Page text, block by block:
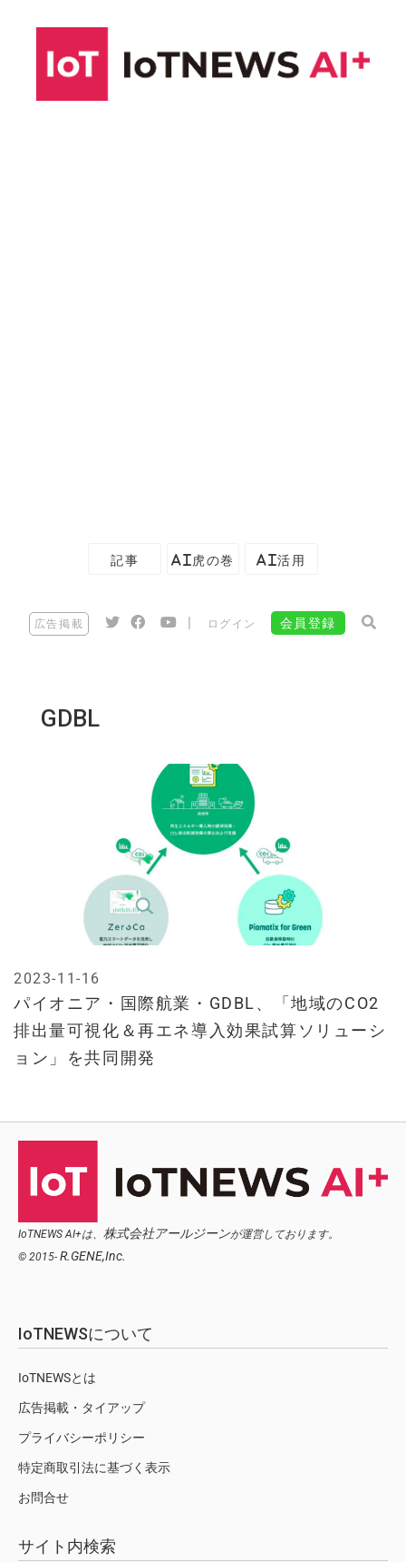
記事 AI虎の巻 AI活用
広告掲載 ログイン 会員登録
GDBL
パイオニア・国際航業・GDBL、「地域のCO2
排出量可視化＆再エネ導入効果試算ソリューシ
ョン」を共同開発
2023-11-16
IoTNEWS AI+は、 株式会社アールジーンが運営しております。
© 2015- R.GENE,Inc.
IoTNEWSについて
IoTNEWSとは
広告掲載・タイアップ
プライバシーポリシー
特定商取引法に基づく表示
お問合せ
サイト内検索